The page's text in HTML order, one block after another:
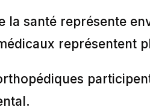
la santé représente
représentent